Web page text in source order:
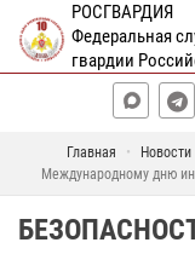
РОСГВАРДИЯ
Федеральная
гвардии
Главная Новости
Международному дню